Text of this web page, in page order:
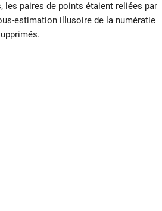
paires de points étaient reliées par
estimation illusoire de la numératie